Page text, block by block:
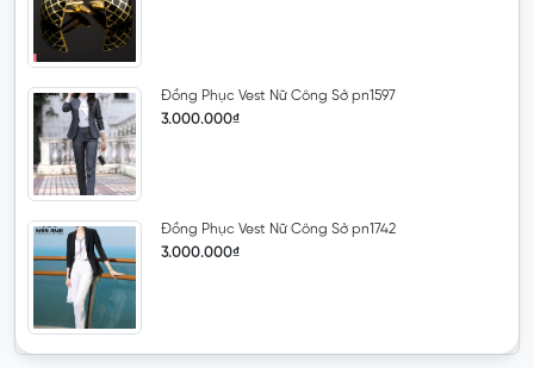
Đồng Phục Vest Nữ Công Sở pn1597
3.000.000₫
Đồng Phục Vest Nữ Công Sở pn1742
3.000.000₫